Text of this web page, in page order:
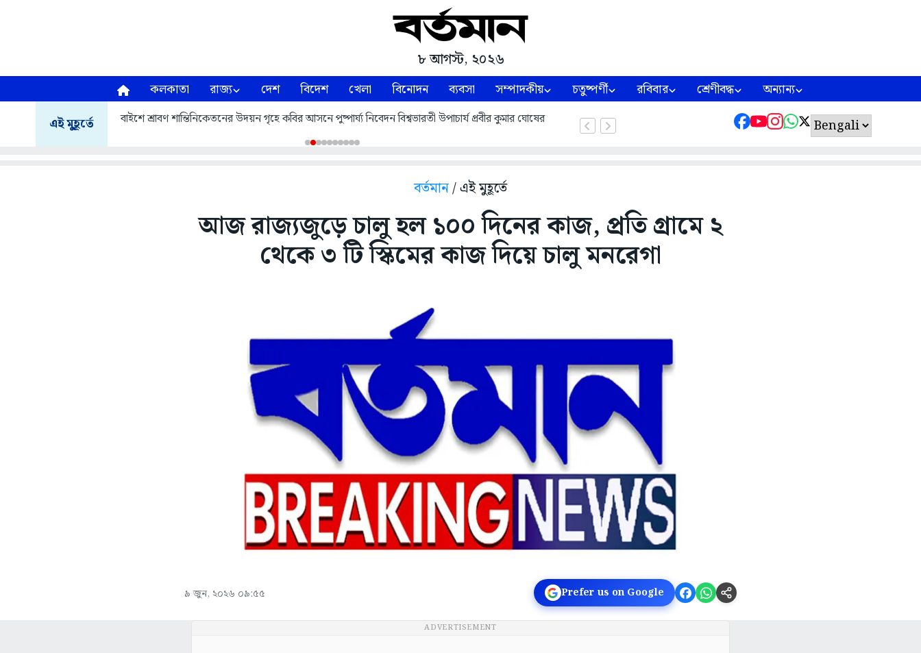
৮ আগস্ট, ২০২৬
কলকাতা রাজ্য দেশ বিদেশ খেলা বিনোদন ব্যবসা সম্পাদকীয় চতুষ্পর্ণী রবিবার শ্রেণীবদ্ধ অন্যান্য
এই মুহূর্তে বাইশে শ্রাবণ শান্তিনিকেতনের উদয়ন গৃহে কবির আসনে পুষ্পার্ঘ্য নিবেদন বিশ্বভারতী উপাচার্য প্রবীর কুমার ঘোষের
বর্তমান/ এই মুহূর্তে
আজ রাজ্যজুড়ে চালু হল ১০০ দিনের কাজ, প্রতি গ্রামে ২
থেকে ৩ টি স্কিমের কাজ দিয়ে চালু মনরেগা
৯ জুন, ২০২৬ ০৯:৫৫ Prefer us on Google
ADVERTISEMENT